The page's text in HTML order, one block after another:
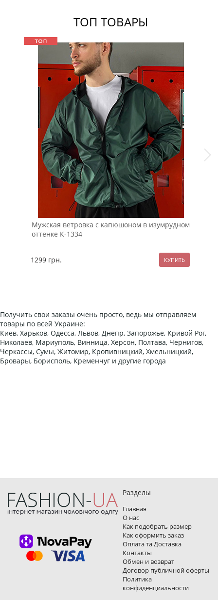
ТОП ТОВАРЫ
Мужская ветровка с капюшоном в изумрудном
оттенке К-1334
1299 грн.
Получить свои заказы очень просто, ведь мы отправляем
товары по всей Украине:
Киев, Харьков, Одесса, Львов, Днепр, Запорожье, Кривой Рог,
Николаев, Мариуполь, Винница, Херсон, Полтава, Чернигов,
Черкассы, Сумы, Житомир, Кропивницкий, Хмельницкий,
Бровары, Борисполь, Кременчуг и другие города
Разделы
Главная
О нас
Как подобрать размер
Как оформить заказ
Оплата та Доставка
Контакты
Обмен и возврат
Договор публичной оферты
Политика
конфиденциальности